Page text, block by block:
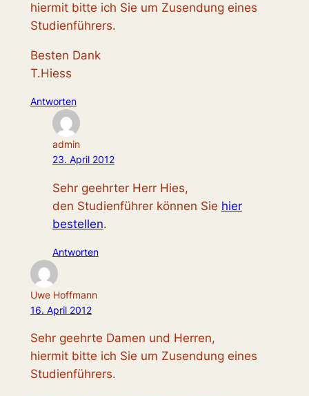
hiermit bitte ich Sie um Zusendung eines
Studienführers.
Besten Dank
T.Hiess
Antworten
admin
23. April 2012
Sehr geehrter Herr Hies,
den Studienführer können Sie hier
bestellen.
Antworten
Uwe Hoffmann
16. April 2012
Sehr geehrte Damen und Herren,
hiermit bitte ich Sie um Zusendung eines
Studienführers.